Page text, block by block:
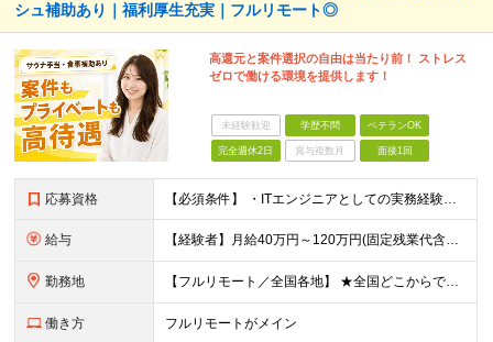
シュ補助あり｜福利厚生充実｜フルリモート◎
高還元と案件選択の自由は当たり前！ ストレス
ゼロで働ける環境を提供します！
未経験歓迎 学歴不問 ベテランOK
完全週休2日 賞与複数月 面接1回
応募資格 【必須条件】 ・ITエンジニアとしての実務経験が1年以上ある方 ※開発・インフラ・運用保守など分野・フェーズは不問！ ※学歴不問 【歓迎条件】 ・基本設計、詳細設計などの経験がある方 ・AWS, G
給与 【経験者】月給40万円～120万円(固定残業代含む)+各種手当 ※月給には、みなし残業手当(月30時間／5万8,000円～15万7,000円)を含みます ※上記を超える時間外労働分は追加で支給します
勤務地 【フルリモート／全国各地】 ★全国どこからでも参画可能！フルリモート案件も多数！ ※プロジェクトは100%選択制。あなたの希望を最優先します。 ※フルリモート、ハイブリッド、常駐案件から自由に選択可能
働き方 フルリモートがメイン